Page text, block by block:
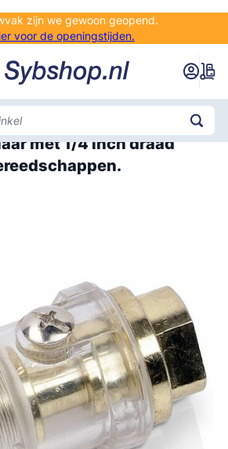
zijn we gewoon geopend.
voor de openingstijden.
met 1/4 inch draad